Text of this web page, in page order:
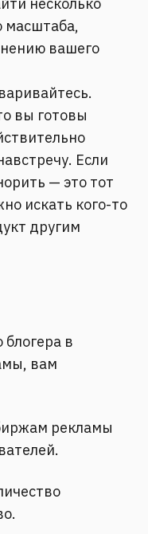
масштаба,
вашего
вы готовы
Если
— это тот
искать кого-то
другим
в
вам
рекламы